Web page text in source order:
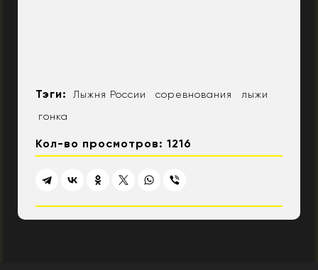
Тэги: Лыжня России соревнования
лыжи
гонка
Кол-во просмотров: 1216